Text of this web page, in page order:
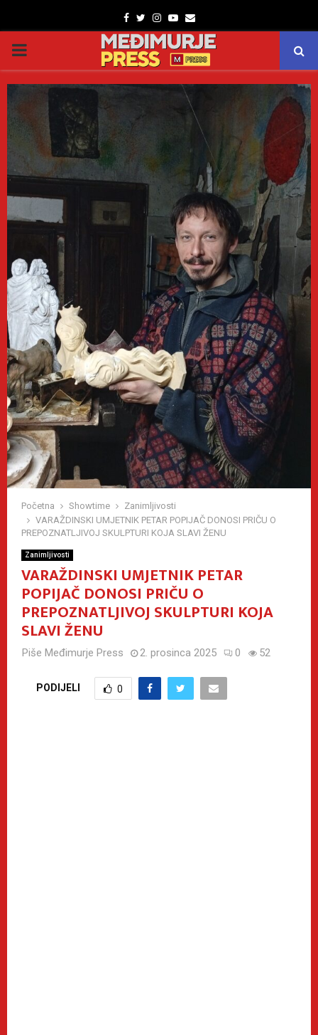
Facebook
TwitterInstagram
Youtube
Email
PRIMARY
MENU
Početna Showtime
Zanimljivosti
VARAŽDINSKI UMJETNIK PETAR POPIJAČ DONOSI PRIČU O
PREPOZNATLJIVOJ SKULPTURI KOJA SLAVI ŽENU
Zanimljivosti
VARAŽDINSKI UMJETNIK PETAR
POPIJAČ DONOSI PRIČU O
PREPOZNATLJIVOJ SKULPTURI KOJA
SLAVI ŽENU
Piše Međimurje Press 2. prosinca 2025 0 52
PODIJELI 0